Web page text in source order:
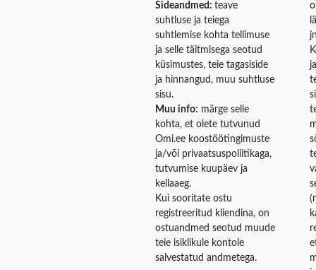
Sideandmed: teave
suhtluse ja teiega
suhtlemise kohta tellimuse
ja selle täitmisega seotud
küsimustes, teie tagasiside
ja hinnangud, muu suhtluse
sisu.
Muu info: märge selle
kohta, et olete tutvunud
Omi.ee koostöötingimuste
ja/või privaatsuspoliitikaga,
tutvumise kuupäev ja
kellaaeg.
Kui sooritate ostu
registreeritud kliendina, on
ostuandmed seotud muude
teie isiklikule kontole
salvestatud andmetega.